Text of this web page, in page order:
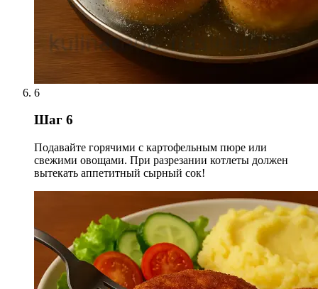
6
Шаг 6
Подавайте горячими с картофельным пюре или
свежими овощами. При разрезании котлеты должен
вытекать аппетитный сырный сок!